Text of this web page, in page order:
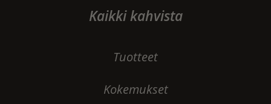
Kaikki kahvista
Tuotteet
Kokemukset